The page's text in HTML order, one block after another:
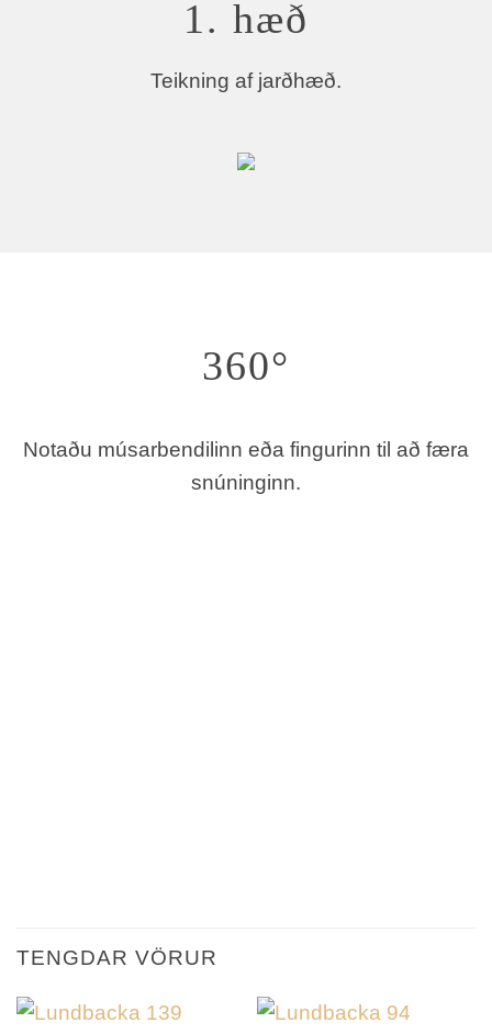
1. hæð
Teikning af jarðhæð.
360°
Notaðu músarbendilinn eða fingurinn til að færa
snúninginn.
TENGDAR VÖRUR